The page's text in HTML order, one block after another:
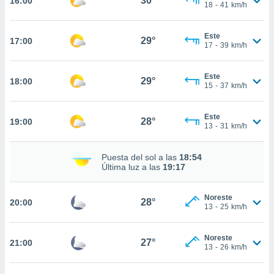
sean
se
ni para
web a
18 - 41 km/h
17:00 29°
Este
17 - 39 km/h
18:00 29°
Este
15 - 37 km/h
19:00 28°
Este
13 - 31 km/h
Puesta del sol a las 18:54
Última luz a las 19:17
20:00 28°
Noreste
13 - 25 km/h
21:00 27°
Noreste
13 - 26 km/h